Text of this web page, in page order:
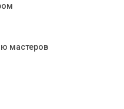
мастеров